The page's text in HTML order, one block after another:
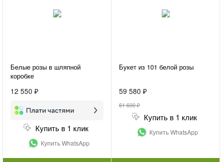
Белые розы в шляпной
коробке
12 550 ₽
Купить в 1 клик
Купить WhatsApp
Букет из 101 белой розы
59 580 ₽
61 600 ₽
Купить в 1 клик
Купить WhatsApp